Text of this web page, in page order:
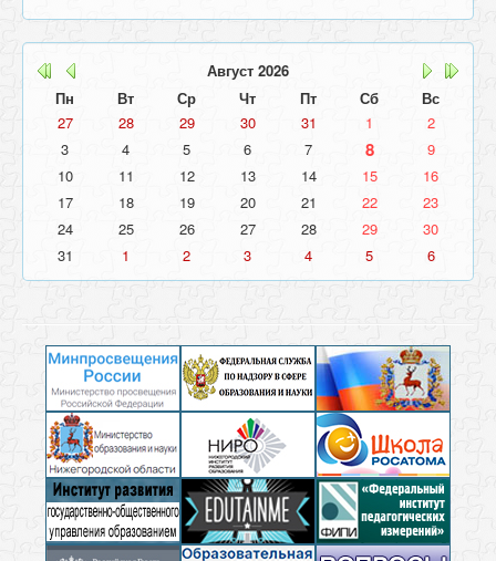
Август 2026
Пн
Вт Ср Чт Пт Сб
Вс
27
28 29 30 31 1
2
3
4 5 6 7 8
9
10
11 12 13 14 15
16
17
18 19 20 21 22
23
24
25 26 27 28 29
30
31
1 2 3 4 5 6